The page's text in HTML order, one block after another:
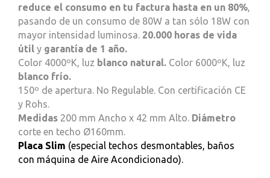
reduce el consumo en tu factura hasta en un 80%,
pasando de un consumo de 80W a tan sólo 18W con
mayor intensidad luminosa. 20.000 horas de vida
útil y garantía de 1 año.
Color 4000ºK, luz blanco natural. Color 6000ºK, luz
blanco frío.
150º de apertura. No Regulable. Con certificación CE
y Rohs.
Medidas 200 mm Ancho x 42 mm Alto. Diámetro
corte en techo Ø160mm.
Placa Slim (especial techos desmontables, baños
con máquina de Aire Acondicionado).